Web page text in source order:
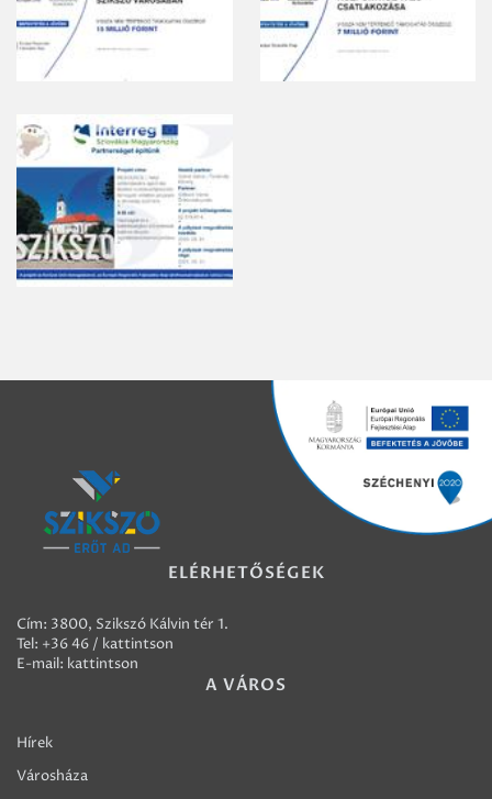
ELÉRHETŐSÉGEK
Cím: 3800, Szikszó Kálvin tér 1.
Tel: +36 46 / kattintson
E-mail: kattintson
A VÁROS
Hírek
Városháza